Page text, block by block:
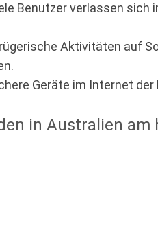
Benutzer verlassen sich
Aktivitäten auf
Geräte im Internet
in Australien